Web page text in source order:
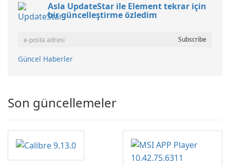
Asla UpdateStar ile Element tekrar için
bir güncelleştirme özledim
Güncel Haberler
Son güncellemeler